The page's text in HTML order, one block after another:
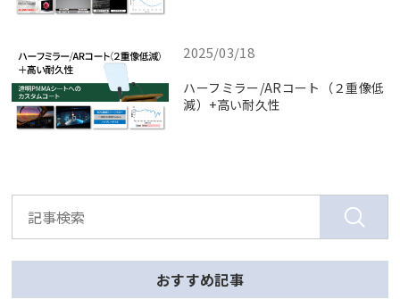
2025/03/18
ハーフミラー/ARコート（２重像低
減）+高い耐久性
おすすめ記事